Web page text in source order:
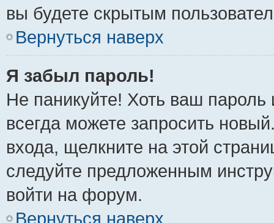
вы будете скрытым
Вернуться наверх
Я забыл пароль!
Не паникуйте! Хоть ваш
всегда можете запросить
входа, щелкните на этой
следуйте предложенным
войти на форум.
Вернуться наверх